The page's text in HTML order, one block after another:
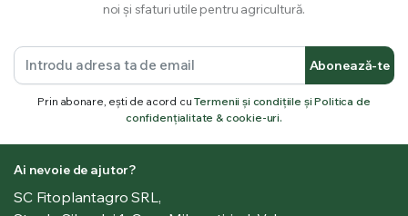
noi și sfaturi utile pentru agricultură.
Abonează-te
Prin abonare, ești de acord cuTermenii și condițiile și Politica de
confidențialitate & cookie-uri.
Ai nevoie de ajutor?
SC Fitoplantagro SRL,